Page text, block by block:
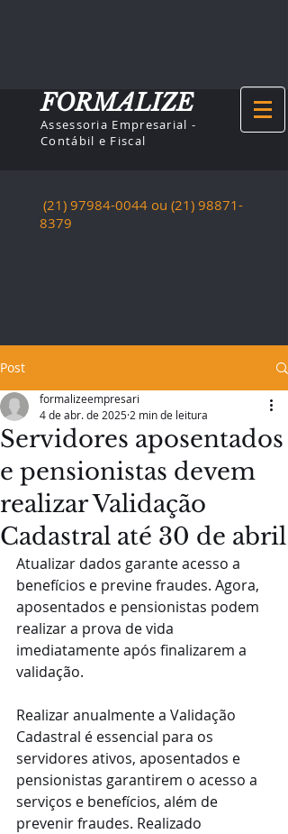
Assessoria Empresarial -
Contábil e Fiscal
FORMALIZE
(21) 97984-0044 ou (21) 98871-
8379
Post
Servidores aposentados
e pensionistas devem
realizar Validação
Cadastral até 30 de abril
formalizeempresari
4 de abr. de 2025 2 min de leitura
Atualizar dados garante acesso a
benefícios e previne fraudes. Agora,
aposentados e pensionistas podem
realizar a prova de vida
imediatamente após finalizarem a
validação.
Realizar anualmente a Validação
Cadastral é essencial para os
servidores ativos, aposentados e
pensionistas garantirem o acesso a
serviços e benefícios, além de
prevenir fraudes. Realizado